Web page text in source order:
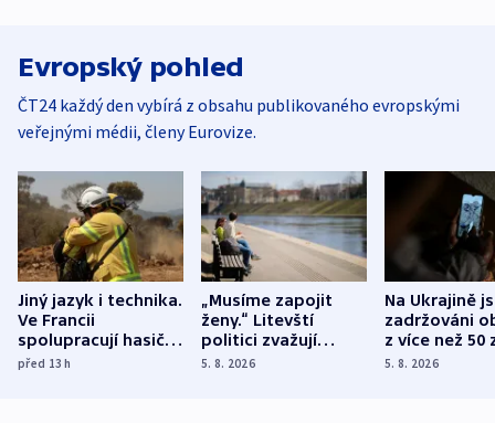
Evropský pohled
ČT24 každý den vybírá z obsahu publikovaného evropskými
veřejnými médii, členy Eurovize.
Jiný jazyk i technika.
Ve Francii
spolupracují hasiči z
různých zemí
před 13h
„Musíme zapojit
ženy.“ Litevští
politici zvažují
dohodu o
5. 8. 2026
Na Ukrajině
zadržováni
z více než 50
Bojovali na
5. 8. 2026